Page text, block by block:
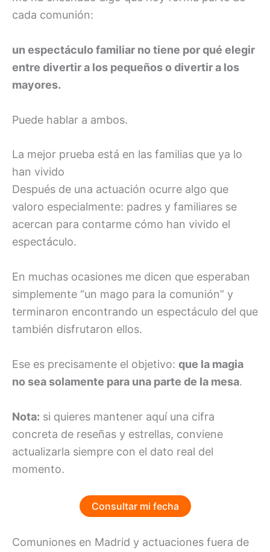
cada comunión:
un espectáculo familiar no tiene por qué elegir
entre divertir a los pequeños o divertir a los
mayores.
Puede hablar a ambos.
La mejor prueba está en las familias que ya lo
han vivido
Después de una actuación ocurre algo que
valoro especialmente: padres y familiares se
acercan para contarme cómo han vivido el
espectáculo.
En muchas ocasiones me dicen que esperaban
simplemente “un mago para la comunión” y
terminaron encontrando un espectáculo del que
también disfrutaron ellos.
Ese es precisamente el objetivo: que la magia
no sea solamente para una parte de la mesa.
Nota: si quieres mantener aquí una cifra
concreta de reseñas y estrellas, conviene
actualizarla siempre con el dato real del
momento.
Consultar mi fecha
Comuniones en Madrid y actuaciones fuera de